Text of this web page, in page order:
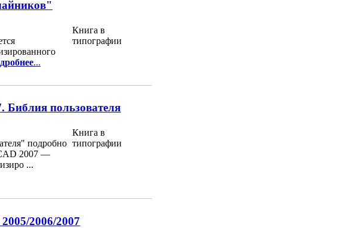
...
Книга в
типографии
Библия пользователя
подробно
2007 —
...
Книга в
типографии
2006/2007